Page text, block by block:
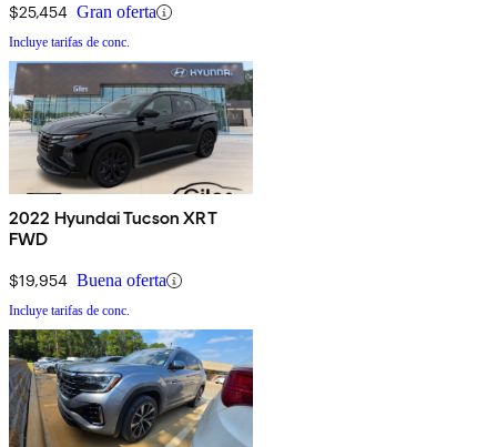
$25,454 Gran oferta
Incluye tarifas de conc.
2022 Hyundai Tucson XRT
FWD
$19,954 Buena oferta
Incluye tarifas de conc.